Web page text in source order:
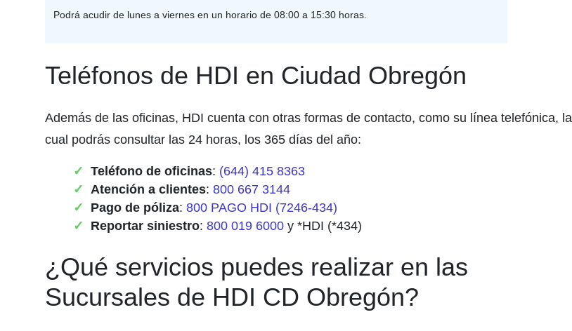
Podrá acudir de lunes a viernes en un horario de 08:00 a 15:30 horas.
Teléfonos de HDI en Ciudad Obregón
Además de las oficinas, HDI cuenta con otras formas de contacto, como su línea telefónica, la
cual podrás consultar las 24 horas, los 365 días del año:
Teléfono de oficinas: (644) 415 8363
Atención a clientes: 800 667 3144
Pago de póliza: 800 PAGO HDI (7246-434)
Reportar siniestro: 800 019 6000 y *HDI (*434)
¿Qué servicios puedes realizar en las
Sucursales de HDI CD Obregón?